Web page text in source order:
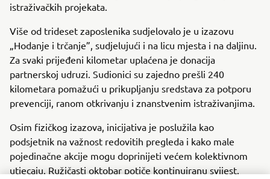
istraživačkih projekata.
Više od trideset zaposlenika sudjelovalo je u izazovu
„Hodanje i trčanje”, sudjelujući i na licu mjesta i na daljinu.
Za svaki prijeđeni kilometar uplaćena je donacija
partnerskoj udruzi. Sudionici su zajedno prešli 240
kilometara pomažući u prikupljanju sredstava za potporu
prevenciji, ranom otkrivanju i znanstvenim istraživanjima.
Osim fizičkog izazova, inicijativa je poslužila kao
podsjetnik na važnost redovitih pregleda i kako male
pojedinačne akcije mogu doprinijeti većem kolektivnom
utjecaju. Ružičasti oktobar potiče kontinuiranu svijest,